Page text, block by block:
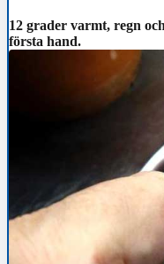
12 grader varmt, regn
första hand.